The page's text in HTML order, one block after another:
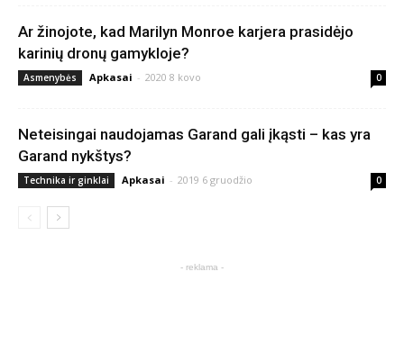
Ar žinojote, kad Marilyn Monroe karjera prasidėjo
karinių dronų gamykloje?
Asmenybės Apkasai - 2020 8 kovo 0
Neteisingai naudojamas Garand gali įkąsti – kas yra
Garand nykštys?
Technika ir ginklai Apkasai - 2019 6 gruodžio 0
- reklama -